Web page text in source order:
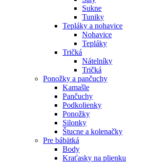
Sukne
Tuniky
Tepláky a nohavice
Nohavice
Tepláky
Tričká
Nátelníky
Tričká
Ponožky a pančuchy
Kamašle
Pančuchy
Podkolienky
Ponožky
Silonky
Štucne a kolenačky
Pre bábätká
Body
Kraťasky na plienku